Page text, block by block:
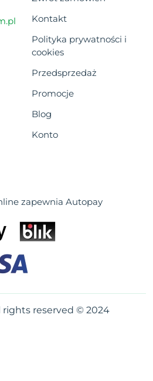
Kontakt
Polityka prywatności i
cookies
Przedsprzedaż
Promocje
Blog
Konto
zapewnia Autopay
rights reserved © 2024